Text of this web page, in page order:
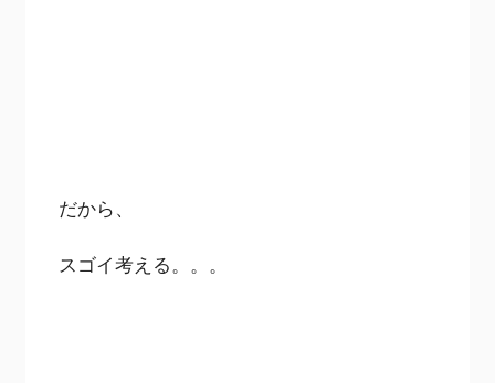
だから、
スゴイ考える。。。